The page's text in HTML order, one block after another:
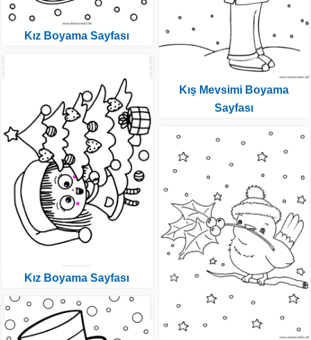
Kız Boyama Sayfası
Kız Boyama Sayfası
Kış Mevsimi Boyama
Sayfası